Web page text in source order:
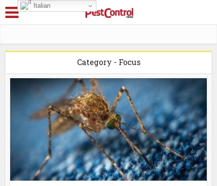
Category - Focus
Italian